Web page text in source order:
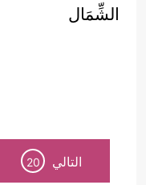
الشِّمَال
التالي 20